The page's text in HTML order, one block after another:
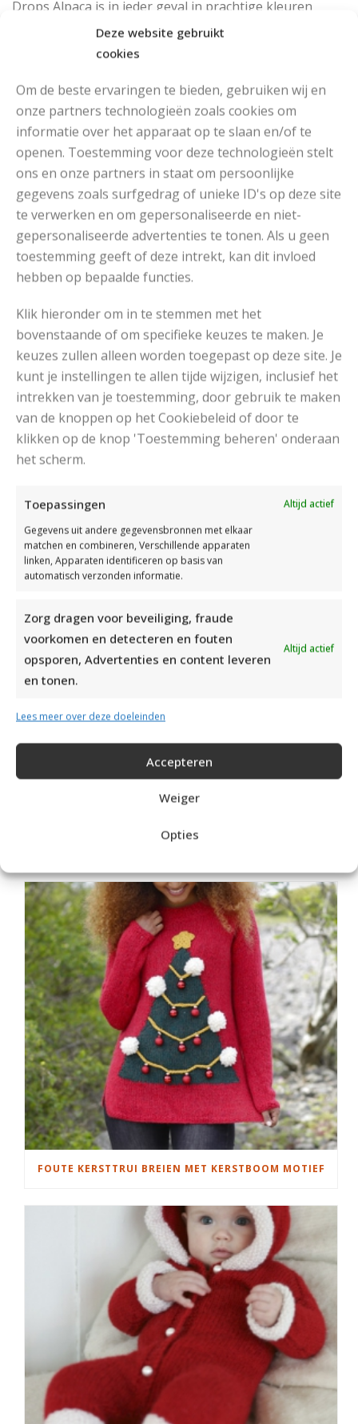
Deze website gebruikt
cookies
Om de beste ervaringen te bieden, gebruiken wij en
onze partners technologieën zoals cookies om
informatie over het apparaat op te slaan en/of te
openen. Toestemming voor deze technologieën stelt
ons en onze partners in staat om persoonlijke
gegevens zoals surfgedrag of unieke ID's op deze site
te verwerken en om gepersonaliseerde en niet-
gepersonaliseerde advertenties te tonen. Als u geen
toestemming geeft of deze intrekt, kan dit invloed
hebben op bepaalde functies.
Klik hieronder om in te stemmen met het
bovenstaande of om specifieke keuzes te maken. Je
keuzes zullen alleen worden toegepast op deze site. Je
kunt je instellingen te allen tijde wijzigen, inclusief het
intrekken van je toestemming, door gebruik te maken
van de knoppen op het Cookiebeleid of door te
klikken op de knop 'Toestemming beheren' onderaan
het scherm.
Toepassingen
Altijd actief
Gegevens uit andere gegevensbronnen met elkaar
matchen en combineren, Verschillende apparaten
linken, Apparaten identificeren op basis van
automatisch verzonden informatie.
Zorg dragen voor beveiliging, fraude
voorkomen en detecteren en fouten
opsporen, Advertenties en content leveren
en tonen.
Altijd actief
Lees meer over deze doeleinden
Accepteren
Weiger
Opties
Drops Alpaca is in ieder geval in prachtige kleuren
verkrijgbaar. Door de keuze van een ander kleur garen
tover je het klassieke vest om naar romantisch, hip of
Garen Prijs
Drops Alpaca Uni Colour (50
gr)
€3,55
Bestel
Drops Alpaca Mix (50 gr) €3,75
Bestel
nu*
*De garens worden verkocht op OuderwetsGaren.nl waar
wij garens verkopen. Dus je bestelt gewoon
ons, maar dan op een andere website.
Het Patroon
FOUTE KERSTTRUI BREIEN MET KERSTBOOM MOTIEF